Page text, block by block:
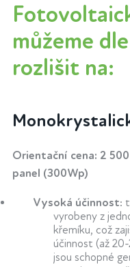
můžeme
rozlišit na:
Orientační cena: 2
panel (300Wp)
Vysoká účinnost:
vyrobeny z
křemíku, což
účinnost (až
jsou schopné